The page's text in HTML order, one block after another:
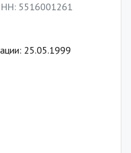
5516001261
25.05.1999